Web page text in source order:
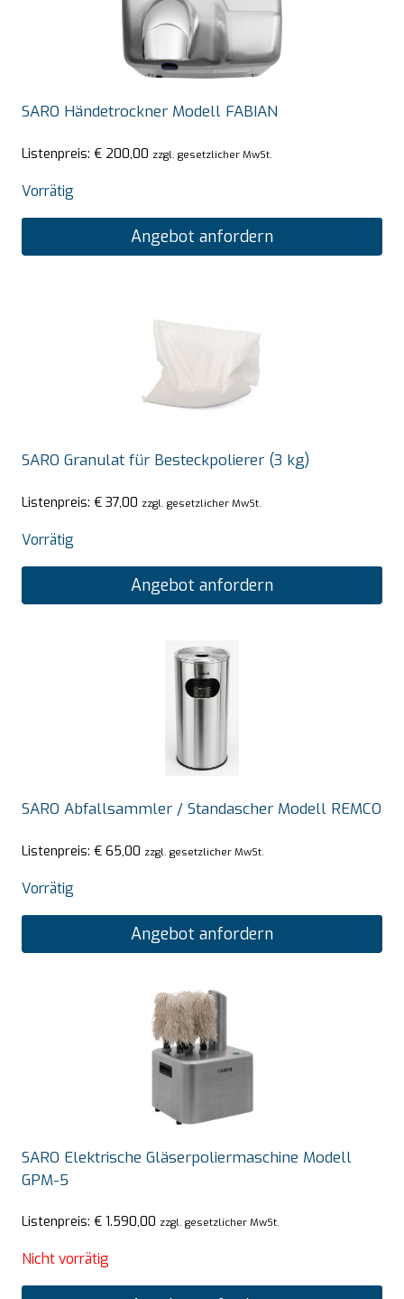
SARO Händetrockner Modell FABIAN
Listenpreis: € 200,00 zzgl. gesetzlicher MwSt.
Vorrätig
Angebot anfordern
SARO Granulat für Besteckpolierer (3 kg)
Listenpreis: € 37,00 zzgl. gesetzlicher MwSt.
Vorrätig
Angebot anfordern
SARO Abfallsammler / Standascher Modell REMCO
Listenpreis: € 65,00 zzgl. gesetzlicher MwSt.
Vorrätig
Angebot anfordern
SARO Elektrische Gläserpoliermaschine Modell
GPM-5
Listenpreis: € 1.590,00 zzgl. gesetzlicher MwSt.
Nicht vorrätig